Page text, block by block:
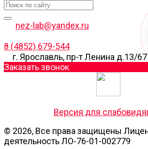
nez-lab@yandex.ru
8 (4852) 679-544
г. Ярославль, пр-т Ленина д.13/67
Заказать звонок
Версия для
© 2026, Все права защищены
деятельность ЛО-76-01-002779